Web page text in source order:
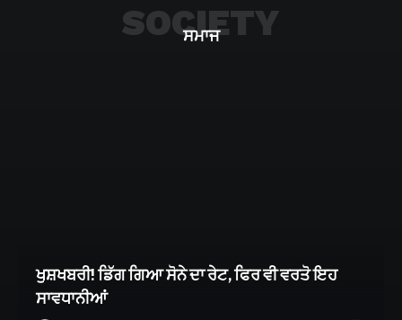
ਸਮਾਜ
SOCIETY
ਖੁਸ਼ਖਬਰੀ! ਡਿੱਗ ਗਿਆ ਸੋਨੇ ਦਾ ਰੇਟ, ਫਿਰ ਵੀ ਵਰਤੋ ਇਹ
ਸਾਵਧਾਨੀਆਂ